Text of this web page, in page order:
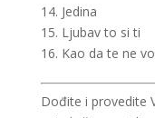
14. Jedina
15. Ljubav to si ti
16. Kao da te ne
Dođite i provedite